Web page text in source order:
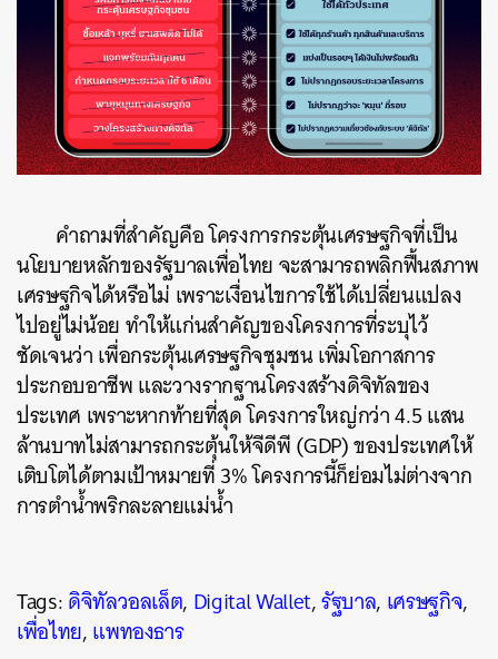
คำถามที่สำคัญคือ โครงการกระตุ้นเศรษฐกิจที่เป็น
นโยบายหลักของรัฐบาลเพื่อไทย จะสามารถพลิกฟื้นสภาพ
เศรษฐกิจได้หรือไม่ เพราะเงื่อนไขการใช้ได้เปลี่ยนแปลง
ไปอยู่ไม่น้อย ทำให้แก่นสำคัญของโครงการที่ระบุไว้
ชัดเจนว่า เพื่อกระตุ้นเศรษฐกิจชุมชน เพิ่มโอกาสการ
ประกอบอาชีพ และวางรากฐานโครงสร้างดิจิทัลของ
ประเทศ เพราะหากท้ายที่สุด โครงการใหญ่กว่า 4.5 แสน
ล้านบาทไม่สามารถกระตุ้นให้จีดีพี (GDP) ของประเทศให้
เติบโตได้ตามเป้าหมายที่ 3% โครงการนี้ก็ย่อมไม่ต่างจาก
การตำน้ำพริกละลายแม่น้ำ
Tags:ดิจิทัลวอลเล็ต, Digital Wallet,รัฐบาล, เศรษฐกิจ,
เพื่อไทย,แพทองธาร